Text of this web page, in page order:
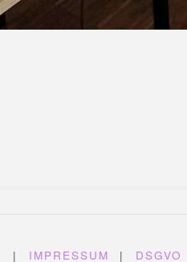
| IMPRESSUM | DSGVO